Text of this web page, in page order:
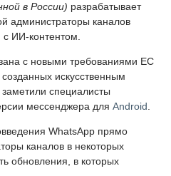
в России) разрабатывает
администраторы каналов
с ИИ-контентом.
с новыми требованиями ЕС
искусственным
специалисты
мессенджера для Android.
WhatsApp прямо
каналов в некоторых
обновления, в которых